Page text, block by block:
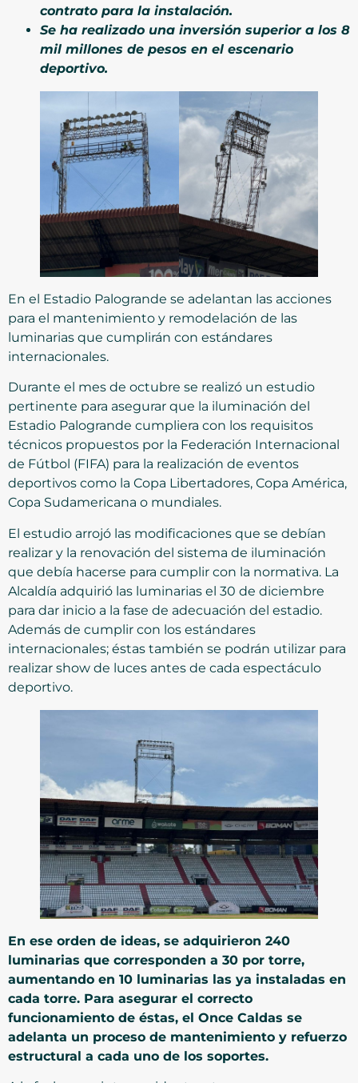
contrato para la instalación.
Se ha realizado una inversión superior a los 8
mil millones de pesos en el escenario
deportivo.
En el Estadio Palogrande se adelantan las acciones
para el mantenimiento y remodelación de las
luminarias que cumplirán con estándares
internacionales.
Durante el mes de octubre se realizó un estudio
pertinente para asegurar que la iluminación del
Estadio Palogrande cumpliera con los requisitos
técnicos propuestos por la Federación Internacional
de Fútbol (FIFA) para la realización de eventos
deportivos como la Copa Libertadores, Copa América,
Copa Sudamericana o mundiales.
El estudio arrojó las modificaciones que se debían
realizar y la renovación del sistema de iluminación
que debía hacerse para cumplir con la normativa. La
Alcaldía adquirió las luminarias el 30 de diciembre
para dar inicio a la fase de adecuación del estadio.
Además de cumplir con los estándares
internacionales; éstas también se podrán utilizar para
realizar show de luces antes de cada espectáculo
deportivo.
En ese orden de ideas, se adquirieron 240
luminarias que corresponden a 30 por torre,
aumentando en 10 luminarias las ya instaladas en
cada torre. Para asegurar el correcto
funcionamiento de éstas, el Once Caldas se
adelanta un proceso de mantenimiento y refuerzo
estructural a cada uno de los soportes.